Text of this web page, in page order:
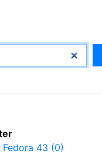
Fedora 43 (0)